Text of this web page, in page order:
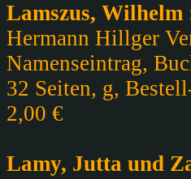
Lamszus, Wilhelm
Hermann Hillger
Namenseintrag,
32 Seiten, g,
2,00 €
Lamy, Jutta und